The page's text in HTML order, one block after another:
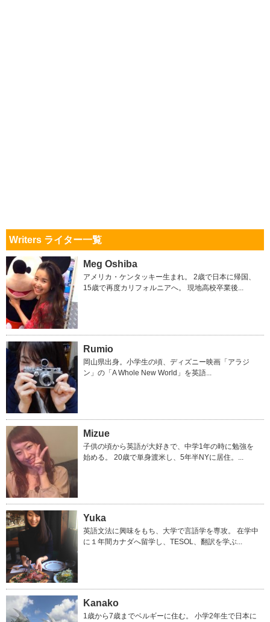
Writers ライター一覧
Meg Oshiba
アメリカ・ケンタッキー生まれ。 2歳で日本に帰国、
15歳で再度カリフォルニアへ。 現地高校卒業後...
Rumio
岡山県出身。小学生の頃、ディズニー映画「アラジ
ン」の「A Whole New World」を英語...
Mizue
子供の頃から英語が大好きで、中学1年の時に勉強を
始める。 20歳で単身渡米し、5年半NYに居住。...
Yuka
英語文法に興味をもち、大学で言語学を専攻。 在学中
に１年間カナダへ留学し、TESOL、翻訳を学ぶ...
Kanako
1歳から7歳までベルギーに住む。 小学2年生で日本に